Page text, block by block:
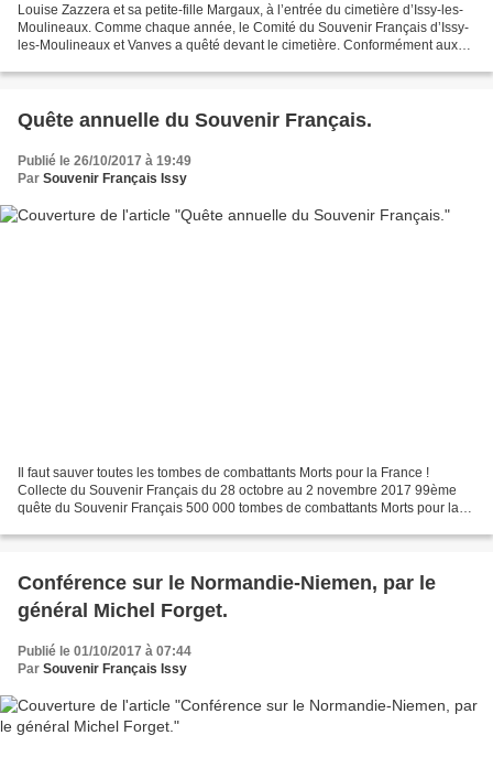
Louise Zazzera et sa petite-fille Margaux, à l’entrée du cimetière d’Issy-les-
Moulineaux. Comme chaque année, le Comité du Souvenir Français d’Issy-
les-Moulineaux et Vanves a quêté devant le cimetière. Conformément aux
Quête annuelle du Souvenir Français.
Publié le 26/10/2017 à 19:49
Par Souvenir Français Issy
Il faut sauver toutes les tombes de combattants Morts pour la France !
Collecte du Souvenir Français du 28 octobre au 2 novembre 2017 99ème
quête du Souvenir Français 500 000 tombes de combattants Morts pour la
Conférence sur le Normandie-Niemen, par le
général Michel Forget.
Publié le 01/10/2017 à 07:44
Par Souvenir Français Issy